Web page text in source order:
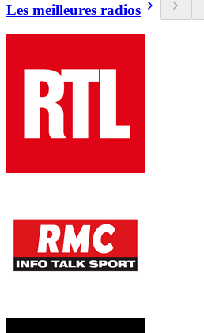
Les meilleures radios